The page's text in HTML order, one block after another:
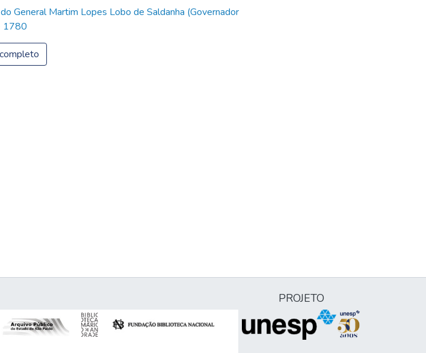
General Martim Lopes Lobo de Saldanha (Governador
1780
PROJETO